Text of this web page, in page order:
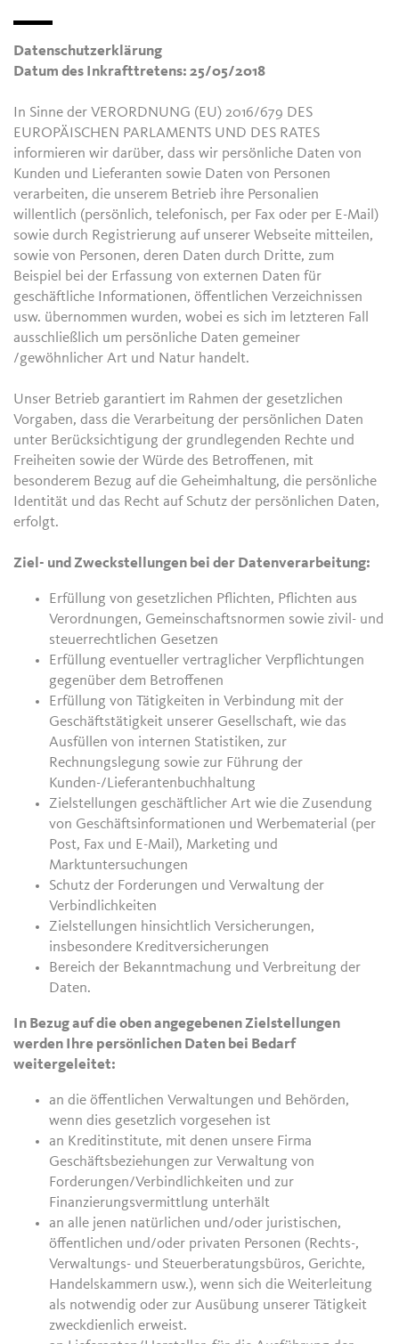
Datenschutzerklärung
Datum des Inkrafttretens: 25/05/2018
In Sinne der VERORDNUNG (EU) 2016/679 DES
EUROPÄISCHEN PARLAMENTS UND DES RATES
informieren wir darüber, dass wir persönliche Daten von
Kunden und Lieferanten sowie Daten von Personen
verarbeiten, die unserem Betrieb ihre Personalien
willentlich (persönlich, telefonisch, per Fax oder per E-Mail)
sowie durch Registrierung auf unserer Webseite mitteilen,
sowie von Personen, deren Daten durch Dritte, zum
Beispiel bei der Erfassung von externen Daten für
geschäftliche Informationen, öffentlichen Verzeichnissen
usw. übernommen wurden, wobei es sich im letzteren Fall
ausschließlich um persönliche Daten gemeiner
/gewöhnlicher Art und Natur handelt.
Unser Betrieb garantiert im Rahmen der gesetzlichen
Vorgaben, dass die Verarbeitung der persönlichen Daten
unter Berücksichtigung der grundlegenden Rechte und
Freiheiten sowie der Würde des Betroffenen, mit
besonderem Bezug auf die Geheimhaltung, die persönliche
Identität und das Recht auf Schutz der persönlichen Daten,
erfolgt.
Ziel- und Zweckstellungen bei der Datenverarbeitung:
Erfüllung von gesetzlichen Pflichten, Pflichten aus
Verordnungen, Gemeinschaftsnormen sowie zivil- und
steuerrechtlichen Gesetzen
Erfüllung eventueller vertraglicher Verpflichtungen
gegenüber dem Betroffenen
Erfüllung von Tätigkeiten in Verbindung mit der
Geschäftstätigkeit unserer Gesellschaft, wie das
Ausfüllen von internen Statistiken, zur
Rechnungslegung sowie zur Führung der
Kunden-/Lieferantenbuchhaltung
Zielstellungen geschäftlicher Art wie die Zusendung
von Geschäftsinformationen und Werbematerial (per
Post, Fax und E-Mail), Marketing und
Marktuntersuchungen
Schutz der Forderungen und Verwaltung der
Verbindlichkeiten
Zielstellungen hinsichtlich Versicherungen,
insbesondere Kreditversicherungen
Bereich der Bekanntmachung und Verbreitung der
Daten.
In Bezug auf die oben angegebenen Zielstellungen
werden Ihre persönlichen Daten bei Bedarf
weitergeleitet:
an die öffentlichen Verwaltungen und Behörden,
wenn dies gesetzlich vorgesehen ist
an Kreditinstitute, mit denen unsere Firma
Geschäftsbeziehungen zur Verwaltung von
Forderungen/Verbindlichkeiten und zur
Finanzierungsvermittlung unterhält
an alle jenen natürlichen und/oder juristischen,
öffentlichen und/oder privaten Personen (Rechts-,
Verwaltungs- und Steuerberatungsbüros, Gerichte,
Handelskammern usw.), wenn sich die Weiterleitung
als notwendig oder zur Ausübung unserer Tätigkeit
zweckdienlich erweist.